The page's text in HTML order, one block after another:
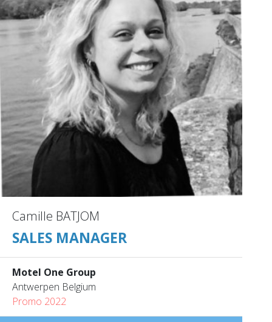
Camille BATJOM
SALES MANAGER
Motel One Group
Antwerpen Belgium
Promo 2022